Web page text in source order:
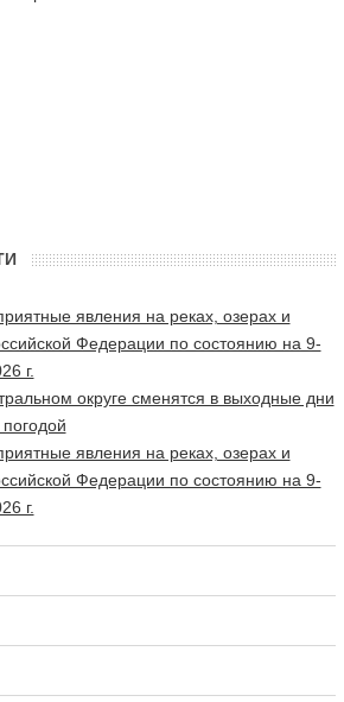
явления на реках, озерах и
Федерации по состоянию на 9-
г.
округе сменятся в выходные дни
явления на реках, озерах и
Федерации по состоянию на 9-
г.